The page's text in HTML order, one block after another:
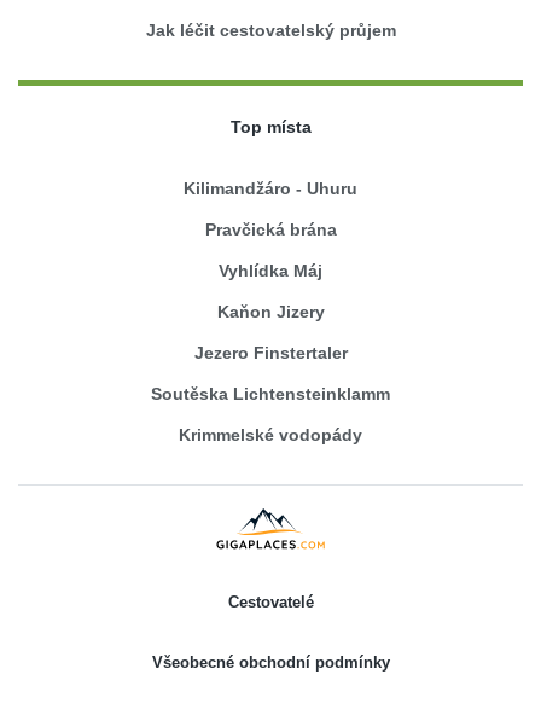
Jak léčit cestovatelský průjem
Top místa
Kilimandžáro - Uhuru
Pravčická brána
Vyhlídka Máj
Kaňon Jizery
Jezero Finstertaler
Soutěska Lichtensteinklamm
Krimmelské vodopády
Cestovatelé
Všeobecné obchodní podmínky